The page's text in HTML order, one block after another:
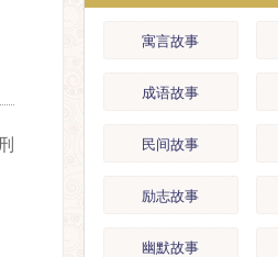
寓言故事
成语故事
民间故事
励志故事
幽默故事